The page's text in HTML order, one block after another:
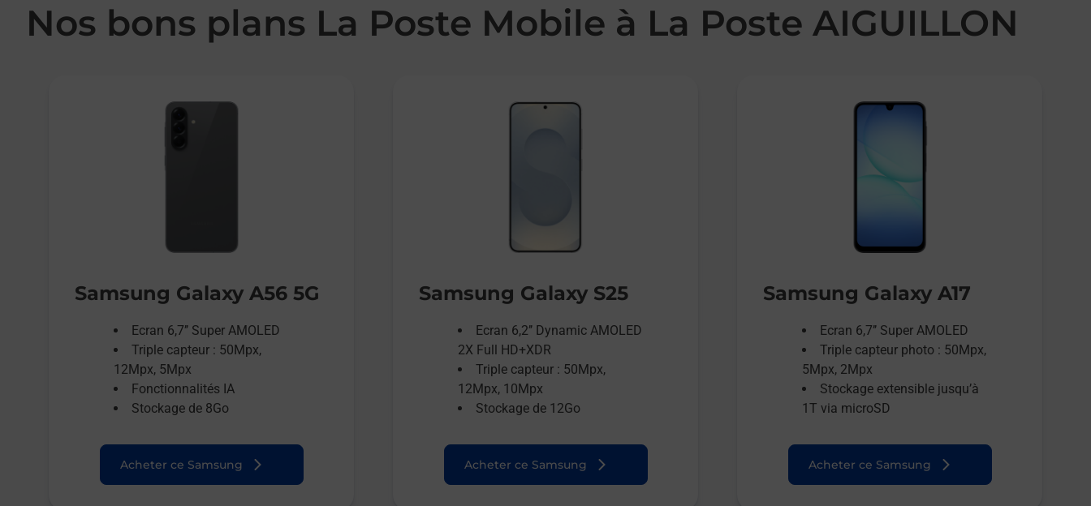
Nos bons plans La Poste Mobile à La Poste AIGUILLON
Samsung Galaxy A56 5G
Ecran 6,7’’ Super AMOLED
Triple capteur : 50Mpx,
12Mpx, 5Mpx
Fonctionnalités IA
Stockage de 8Go
Acheter ce Samsung
Samsung Galaxy S25
Ecran 6,2’’ Dynamic AMOLED
2X Full HD+XDR
Triple capteur : 50Mpx,
12Mpx, 10Mpx
Stockage de 12Go
Acheter ce Samsung
Samsung Galaxy A17
Ecran 6,7’’ Super AMOLED
Triple capteur photo : 50Mpx,
5Mpx, 2Mpx
Stockage extensible jusqu’à
1T via microSD
Acheter ce Samsung